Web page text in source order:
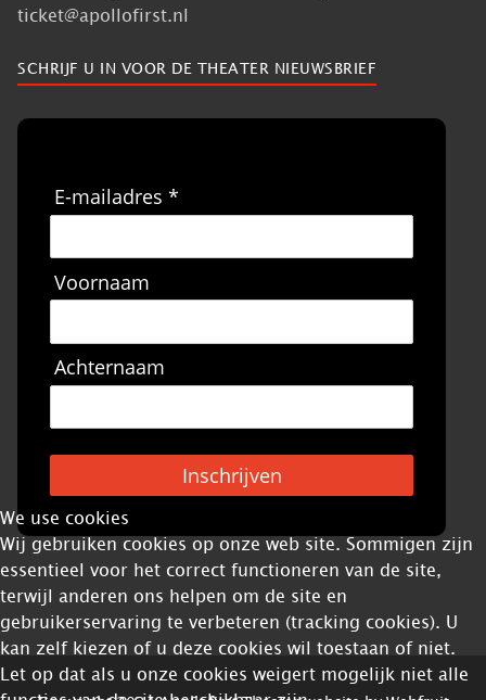
ticket@apollofirst.nl
SCHRIJF U IN VOOR DE THEATER NIEUWSBRIEF
E-mailadres *
Voornaam
Achternaam
Inschrijven
We use cookies
Wij gebruiken cookies op onze web site. Sommigen zijn
essentieel voor het correct functioneren van de site,
terwijl anderen ons helpen om de site en
gebruikerservaring te verbeteren (tracking cookies). U
kan zelf kiezen of u deze cookies wil toestaan of niet.
Let op dat als u onze cookies weigert mogelijk niet alle